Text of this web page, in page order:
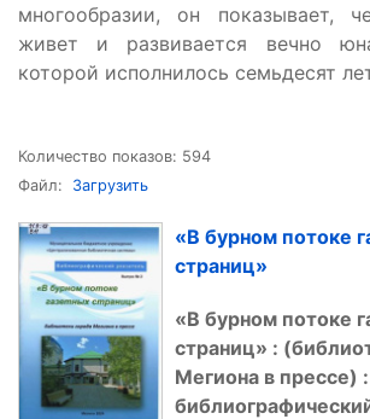
многообразии, он показывает,
живет и развивается вечно
которой исполнилось семьдесят
Количество показов: 594
Файл: Загрузить
«В бурном потоке
страниц»
«В бурном потоке
страниц» :
Мегиона в прессе) :